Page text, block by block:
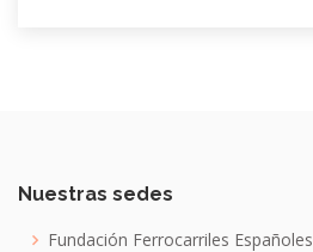
Nuestras sedes
Fundación Ferrocarriles Españoles